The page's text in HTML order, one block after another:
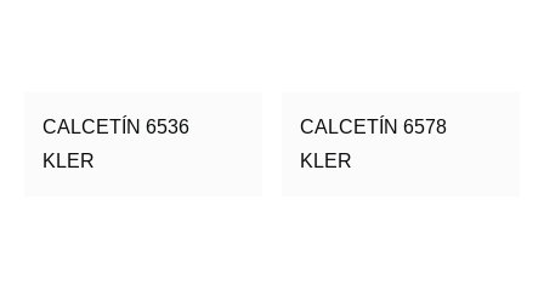
CALCETÍN 6536
KLER
CALCETÍN 6578
KLER